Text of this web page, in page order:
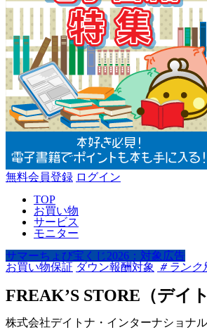
無料会員登録 ログイン
TOP
お買い物
サービス
モニター
サマーちょび宝くじ2026：対象広告
お買い物保証 ダウン報酬対象 ＃ランク
FREAK’S STORE（デイ
株式会社デイトナ・インターナショナル